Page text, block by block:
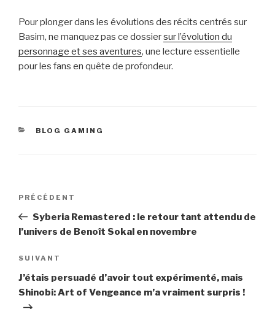
Pour plonger dans les évolutions des récits centrés sur
Basim, ne manquez pas ce dossiersur l’évolution du
personnage et ses aventures, une lecture essentielle
pour les fans en quête de profondeur.
CATÉGORIES
BLOG GAMING
Navigation
l’article
Article
précédent
PRÉCÉDENT
Syberia Remastered : le retour tant attendu de
l’univers de Benoît Sokal en novembre
Article
suivant
SUIVANT
J’étais persuadé d’avoir tout expérimenté, mais
Shinobi: Art of Vengeance m’a vraiment surpris !